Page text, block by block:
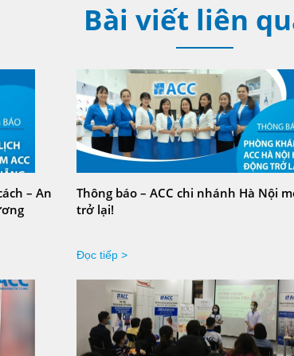
Bài viết liên
– An
Thông báo – ACC chi nhánh Hà Nội
trở lại!
Đọc tiếp >